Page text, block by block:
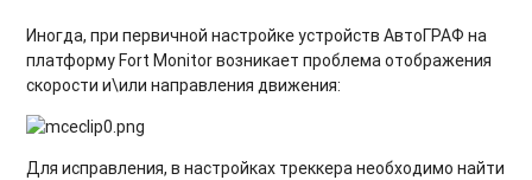
Иногда, при первичной настройке устройств АвтоГРАФ на
платформу Fort Monitor возникает проблема отображения
скорости и\или направления движения:
Для исправления, в настройках треккера необходимо найти